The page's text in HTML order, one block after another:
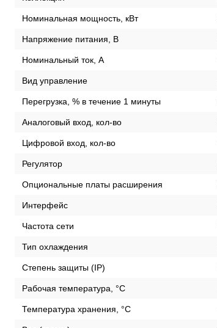
Номинальная мощность, кВт
Напряжение питания, В
Номинальный ток, А
Вид управление
Перегрузка, % в течение 1 минуты
Аналоговый вход, кол-во
Цифровой вход, кол-во
Регулятор
Опциональные платы расширения
Интерфейс
Частота сети
Тип охлаждения
Степень защиты (IP)
Рабочая температура, °С
Температура хранения, °С